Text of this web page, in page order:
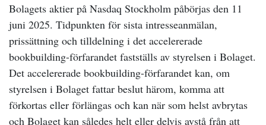
Bolagets aktier på Nasdaq Stockholm påbörjas den 11
juni 2025. Tidpunkten för sista intresseanmälan,
prissättning och tilldelning i det accelererade
bookbuilding-förfarandet fastställs av styrelsen i Bolaget.
Det accelererade bookbuilding-förfarandet kan, om
styrelsen i Bolaget fattar beslut härom, komma att
förkortas eller förlängas och kan när som helst avbrytas
och Bolaget kan således helt eller delvis avstå från att